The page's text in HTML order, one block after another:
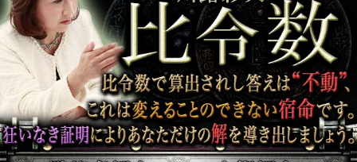
みのり Top > 全現実/極限算出◆比令数 > 聞いた
ら平気じゃいれないわ▲号泣“恋”全真相▲2人の
距離/愛成就率